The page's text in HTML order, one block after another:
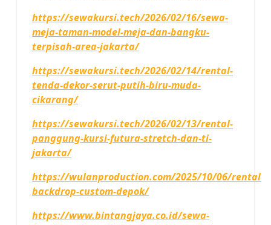
https://sewakursi.tech/2026/02/16/sewa-
meja-taman-model-meja-dan-bangku-
terpisah-area-jakarta/
https://sewakursi.tech/2026/02/14/rental-
tenda-dekor-serut-putih-biru-muda-
cikarang/
https://sewakursi.tech/2026/02/13/rental-
panggung-kursi-futura-stretch-dan-ti-
jakarta/
https://wulanproduction.com/2025/10/06/rental-
backdrop-custom-depok/
https://www.bintangjaya.co.id/sewa-